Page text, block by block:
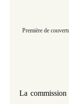
Première de
La